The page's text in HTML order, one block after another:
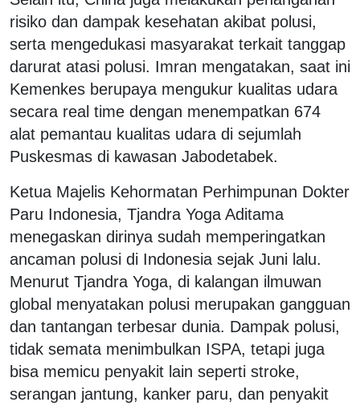
risiko dan dampak kesehatan akibat polusi,
serta mengedukasi masyarakat terkait tanggap
darurat atasi polusi. Imran mengatakan, saat ini
Kemenkes berupaya mengukur kualitas udara
secara real time dengan menempatkan 674
alat pemantau kualitas udara di sejumlah
Puskesmas di kawasan Jabodetabek.
Ketua Majelis Kehormatan Perhimpunan Dokter
Paru Indonesia, Tjandra Yoga Aditama
menegaskan dirinya sudah memperingatkan
ancaman polusi di Indonesia sejak Juni lalu.
Menurut Tjandra Yoga, di kalangan ilmuwan
global menyatakan polusi merupakan gangguan
dan tantangan terbesar dunia. Dampak polusi,
tidak semata menimbulkan ISPA, tetapi juga
bisa memicu penyakit lain seperti stroke,
serangan jantung, kanker paru, dan penyakit